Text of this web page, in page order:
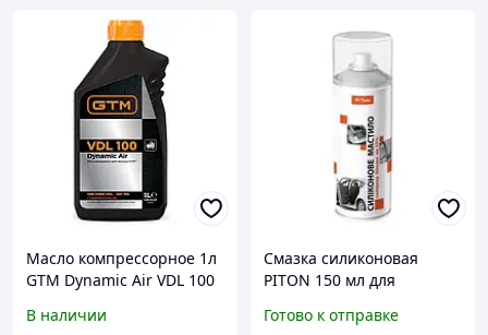
Масло компрессорное 1л
GTM Dynamic Air VDL 100
В наличии
Смазка силиконовая
PITON 150 мл для
Готово к отправке